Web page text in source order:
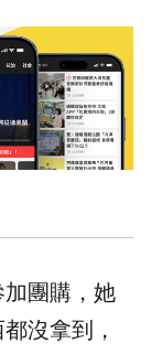
團購，她
沒拿到，